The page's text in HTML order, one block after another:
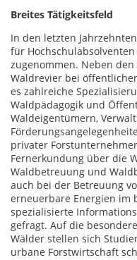
Breites Tätigkeitsfeld
In den letzten
für
zugenommen. Neben
Waldrevier bei
es zahlreiche
Waldpädagogik und
Waldeigentümern,
privater
Fernerkundung über die
Waldbetreuung und
auch bei der Betreuung
erneuerbare Energien im
spezialisierte
gefragt. Auf die
Wälder stellen sich
urbane Forstwirtschaft